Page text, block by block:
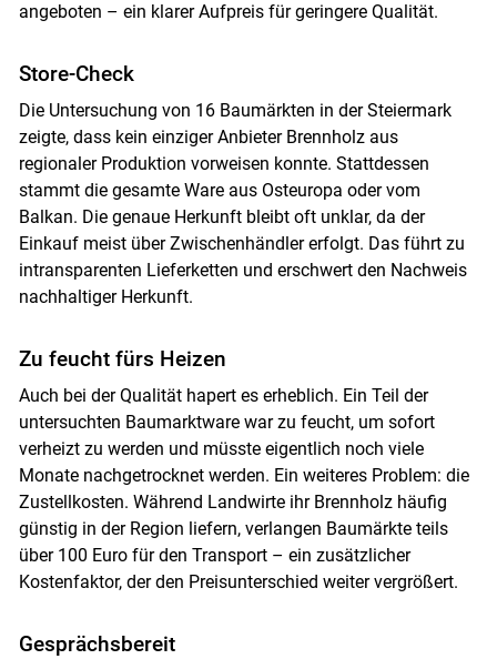
Skip to main content
angeboten – ein klarer Aufpreis für geringere Qualität.
Store-Check
Die Untersuchung von 16 Baumärkten in der Steiermark
zeigte, dass kein einziger Anbieter Brennholz aus
regionaler Produktion vorweisen konnte. Stattdessen
stammt die gesamte Ware aus Osteuropa oder vom
Balkan. Die genaue Herkunft bleibt oft unklar, da der
Einkauf meist über Zwischenhändler erfolgt. Das führt zu
intransparenten Lieferketten und erschwert den Nachweis
nachhaltiger Herkunft.
Zu feucht fürs Heizen
Auch bei der Qualität hapert es erheblich. Ein Teil der
untersuchten Baumarktware war zu feucht, um sofort
verheizt zu werden und müsste eigentlich noch viele
Monate nachgetrocknet werden. Ein weiteres Problem: die
Zustellkosten. Während Landwirte ihr Brennholz häufig
günstig in der Region liefern, verlangen Baumärkte teils
über 100 Euro für den Transport – ein zusätzlicher
Kostenfaktor, der den Preisunterschied weiter vergrößert.
Gesprächsbereit